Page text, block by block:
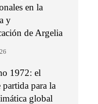
en la
y
de Argelia
1972: el
para la
global